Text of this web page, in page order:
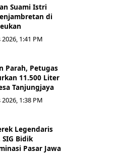
Suami Istri
di
1:41 PM
Parah, Petugas
11.500 Liter
Tanjungjaya
1:38 PM
Legendaris
Bidik
Pasar Jawa